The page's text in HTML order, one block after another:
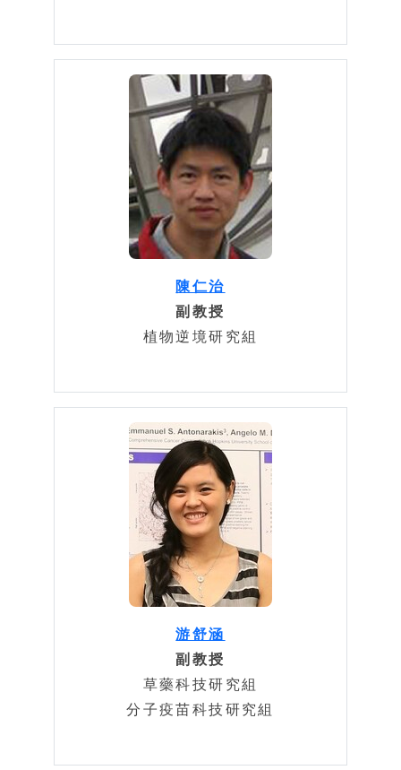
陳仁治
副教授
植物逆境研究組
游舒涵
副教授
草藥科技研究組
分子疫苗科技研究組